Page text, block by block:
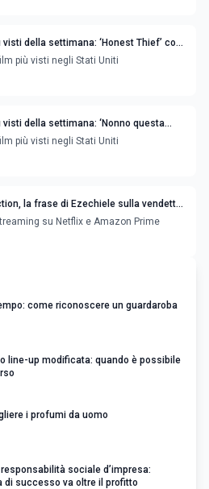
visti della settimana: ‘Honest Thief’ con
è primo in classifica
più visti negli Stati Uniti
visti della settimana: ‘Nonno questa
con Robert de Niro è primo
più visti negli Stati Uniti
la frase di Ezechiele sulla vendetta
da Quentin Tarantino
su Netflix e Amazon Prime
come riconoscere un guardaroba
line-up modificata: quando è possibile
i profumi da uomo
sociale d’impresa:
di successo va oltre il profitto